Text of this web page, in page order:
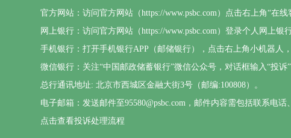
官方网站：访问官方网站（https://www.psbc.com）点击右上角“在线
网上银行：访问官方网站（https://www.psbc.com）登录个人网上银
手机银行：打开手机银行APP（邮储银行），点击右上角小机器人
微信银行：关注“中国邮政储蓄银行”微信公众号，对话框输入“投诉
总行通讯地址: 北京市西城区金融大街3号（邮编:100808）。
电子邮箱：发送邮件至95580@psbc.com，邮件内容需包括联系电话
点击查看投诉处理流程